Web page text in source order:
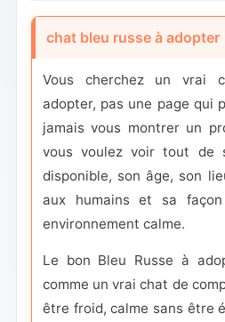
chat bleu russe à adopter
Vous cherchez un vrai
adopter, pas une page qui
jamais vous montrer un
vous voulez voir tout de
disponible, son âge, son
aux humains et sa façon
environnement calme.
Le bon Bleu Russe à
comme un vrai chat de
être froid, calme sans être